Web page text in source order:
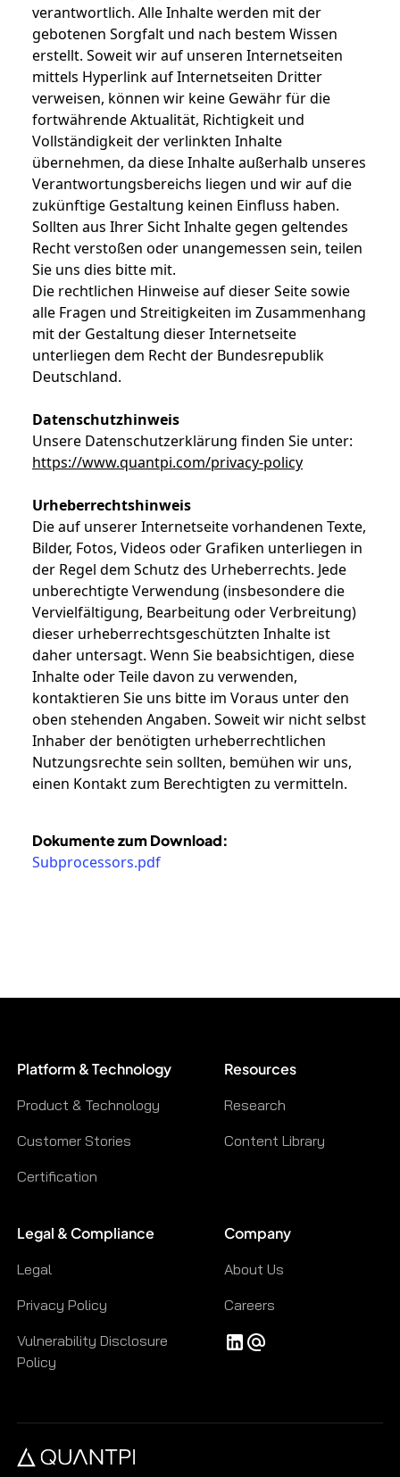
verantwortlich. Alle Inhalte werden mit der
gebotenen Sorgfalt und nach bestem Wissen
erstellt. Soweit wir auf unseren Internetseiten
mittels Hyperlink auf Internetseiten Dritter
verweisen, können wir keine Gewähr für die
fortwährende Aktualität, Richtigkeit und
Vollständigkeit der verlinkten Inhalte
übernehmen, da diese Inhalte außerhalb unseres
Verantwortungsbereichs liegen und wir auf die
zukünftige Gestaltung keinen Einfluss haben.
Sollten aus Ihrer Sicht Inhalte gegen geltendes
Recht verstoßen oder unangemessen sein, teilen
Sie uns dies bitte mit.
Die rechtlichen Hinweise auf dieser Seite sowie
alle Fragen und Streitigkeiten im Zusammenhang
mit der Gestaltung dieser Internetseite
unterliegen dem Recht der Bundesrepublik
Deutschland.
Datenschutzhinweis
Unsere Datenschutzerklärung finden Sie unter:
https://www.quantpi.com/privacy-policy
Urheberrechtshinweis
Die auf unserer Internetseite vorhandenen Texte,
Bilder, Fotos, Videos oder Grafiken unterliegen in
der Regel dem Schutz des Urheberrechts. Jede
unberechtigte Verwendung (insbesondere die
Vervielfältigung, Bearbeitung oder Verbreitung)
dieser urheberrechtsgeschützten Inhalte ist
daher untersagt. Wenn Sie beabsichtigen, diese
Inhalte oder Teile davon zu verwenden,
kontaktieren Sie uns bitte im Voraus unter den
oben stehenden Angaben. Soweit wir nicht selbst
Inhaber der benötigten urheberrechtlichen
Nutzungsrechte sein sollten, bemühen wir uns,
einen Kontakt zum Berechtigten zu vermitteln.
Dokumente zum Download:
Subprocessors.pdf
Platform & Technology
Product & Technology
Customer Stories
Certification
Resources
Research
Content Library
Legal & Compliance
Legal
Privacy Policy
Vulnerability Disclosure
Policy
Company
About Us
Careers